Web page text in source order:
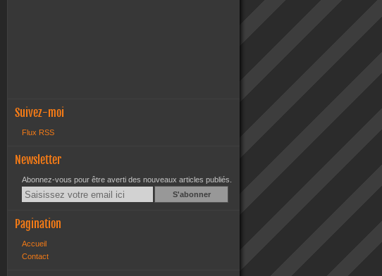
Suivez-moi
Flux RSS
Newsletter
Abonnez-vous pour être averti des nouveaux articles publiés.
Email
Pagination
Accueil
Contact